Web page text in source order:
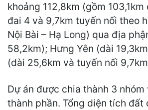
khoảng 112,8km (gồm 103,1km
đai 4 và 9,7km tuyến nối theo
Nội Bài – Hạ Long) qua địa
58,2km); Hưng Yên (dài
(dài 25,6km và tuyến nối
Dự án được chia thành 3 nhóm
thành phần. Tổng diện tích đất